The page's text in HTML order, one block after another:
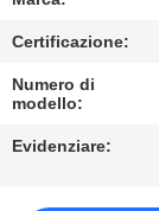
NOTIZIE
CASI
Certificazione:
Numero di
modello:
Evidenziare: